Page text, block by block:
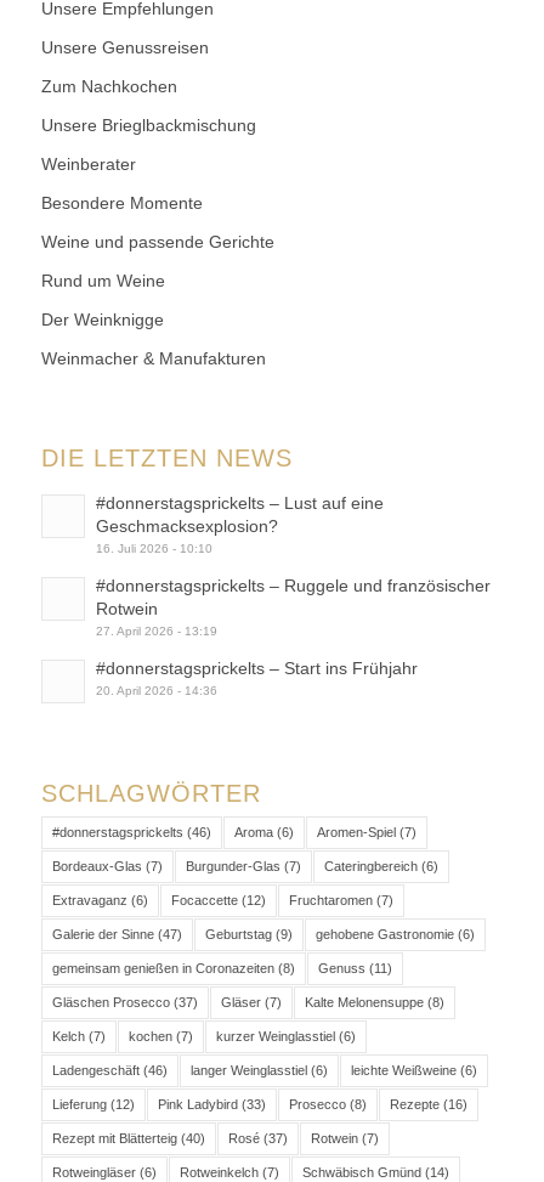
Unsere Empfehlungen
Unsere Genussreisen
Zum Nachkochen
Unsere Brieglbackmischung
Weinberater
Besondere Momente
Weine und passende Gerichte
Rund um Weine
Der Weinknigge
Weinmacher & Manufakturen
DIE LETZTEN NEWS
#donnerstagsprickelts – Lust auf eine
Geschmacksexplosion?
16. Juli 2026 - 10:10
#donnerstagsprickelts – Ruggele und französischer
Rotwein
27. April 2026 - 13:19
#donnerstagsprickelts – Start ins Frühjahr
20. April 2026 - 14:36
SCHLAGWÖRTER
#donnerstagsprickelts (46) Aroma(6) Aromen-Spiel (7)
Bordeaux-Glas (7) Burgunder-Glas (7) Cateringbereich(6)
Extravaganz (6) Focaccette(12) Fruchtaromen(7)
Galerie der Sinne(47) Geburtstag(9) gehobene Gastronomie(6)
gemeinsam genießen in Coronazeiten(8) Genuss (11)
Gläschen Prosecco(37) Gläser(7) Kalte Melonensuppe(8)
Kelch(7) kochen(7) kurzer Weinglasstiel (6)
Ladengeschäft(46) langer Weinglasstiel (6) leichte Weißweine(6)
Lieferung(12) Pink Ladybird (33) Prosecco(8) Rezepte(16)
Rezept mit Blätterteig(40) Rosé(37) Rotwein(7)
Rotweingläser(6) Rotweinkelch(7) Schwäbisch Gmünd (14)